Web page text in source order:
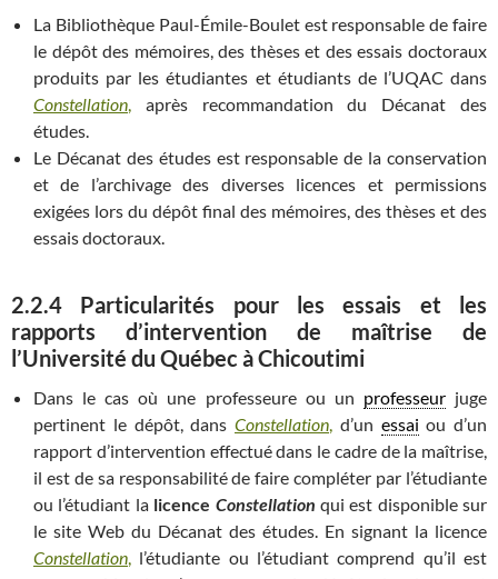
La Bibliothèque Paul-Émile-Boulet est responsable de faire
le dépôt des mémoires, des thèses et des essais doctoraux
produits par les étudiantes et étudiants de l’UQAC dans
Constellation, après recommandation du Décanat des
études.
Le Décanat des études est responsable de la conservation
et de l’archivage des diverses licences et permissions
exigées lors du dépôt final des mémoires, des thèses et des
essais doctoraux.
2.2.4 Particularités pour les essais et les
rapports d’intervention de maîtrise de
l’Université du Québec à Chicoutimi
Dans le cas où une professeure ou un professeurjuge
pertinent le dépôt, dans Constellation, d’un essai ou d’un
rapport d’intervention effectué dans le cadre de la maîtrise,
il est de sa responsabilité de faire compléter par l’étudiante
ou l’étudiant la licence Constellation qui est disponible sur
le site Web du Décanat des études. En signant la licence
Constellation, l’étudiante ou l’étudiant comprend qu’il est